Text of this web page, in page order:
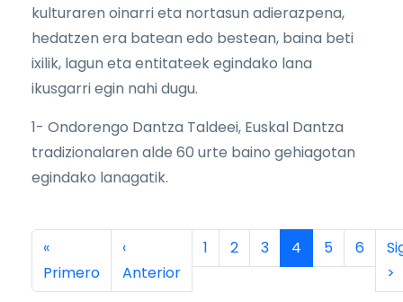
kulturaren oinarri eta nortasun adierazpena,
hedatzen era batean edo bestean, baina beti
ixilik, lagun eta entitateek egindako lana
ikusgarri egin nahi dugu.
1- Ondorengo Dantza Taldeei, Euskal Dantza
tradizionalaren alde 60 urte baino gehiagotan
egindako lanagatik.
Paginación
Primera página
«
Primero
Página anterior
‹
Anterior
Página
1 Página
2 Página
3 Página actual
4 Página
5 Página
6
>